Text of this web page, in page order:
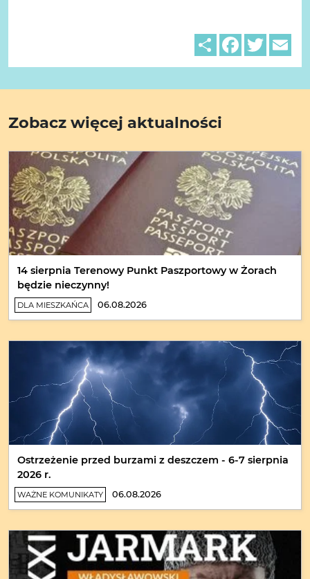
ShareFacebook
Twitter
Zobacz więcej aktualności
14 sierpnia Terenowy Punkt Paszportowy w Żorach
będzie nieczynny!
DLA MIESZKAŃCA 06.08.2026
Ostrzeżenie przed burzami z deszczem - 6-7 sierpnia
2026 r.
WAŻNE KOMUNIKATY 06.08.2026